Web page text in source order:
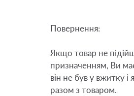
Повернення:
Якщо товар не
призначенням, Ви
він не був у вжитку
разом з товаром.